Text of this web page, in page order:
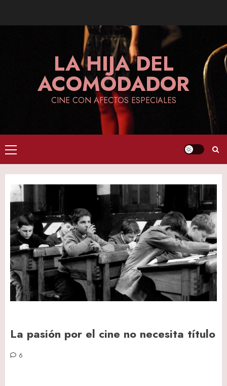
LA HIJA DEL
ACOMODADOR
CINE CON AFECTOS ESPECIALES
Primary
Menu
La pasión por el cine no necesita título
6